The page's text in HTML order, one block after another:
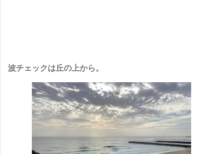
波チェックは丘の上から。